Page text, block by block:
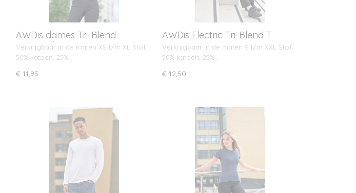
AWDis dames Tri-Blend
Cropped T
Verkrijgbaar in de maten XS t/m XL Stof:
50% katoen, 25%…
€ 11,95
AWDis Electric Tri-Blend T
Verkrijgbaar in de maten S t/m XXL Stof:
50% katoen, 25%…
€ 12,50